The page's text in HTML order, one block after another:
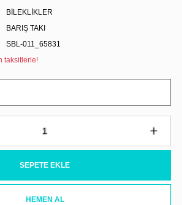
BİLEKLİKLER
BARIŞ TAKI
SBL-011_65831
taksitlerle!
SEPETE EKLE
HEMEN AL